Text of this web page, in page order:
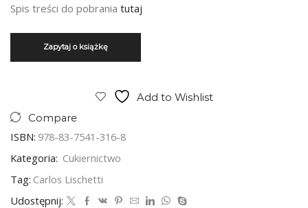
Spis treści do pobrania tutaj
Add to Wishlist
Compare
ISBN: 978-83-7541-316-8
Kategoria: Cukiernictwo
Tag: Carlos Lischetti
Udostępnij: